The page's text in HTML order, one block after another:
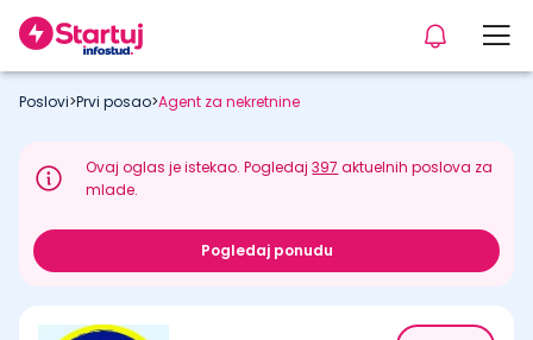
Poslovi>Prvi posao>Agent za nekretnine
Ovaj oglas je istekao. Pogledaj397 aktuelnih poslova za
mlade.
Pogledaj ponudu